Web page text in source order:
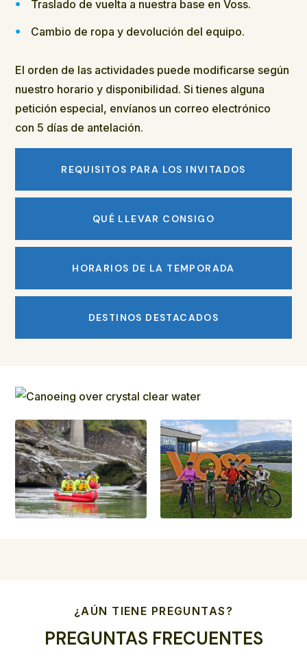
Traslado de vuelta a nuestra base en Voss.
Cambio de ropa y devolución del equipo.
El orden de las actividades puede modificarse según
nuestro horario y disponibilidad. Si tienes alguna
petición especial, envíanos un correo electrónico
con 5 días de antelación.
REQUISITOS PARA LOS INVITADOS
QUÉ LLEVAR CONSIGO
HORARIOS DE LA TEMPORADA
DESTINOS DESTACADOS
¿AÚN TIENE PREGUNTAS?
PREGUNTAS FRECUENTES